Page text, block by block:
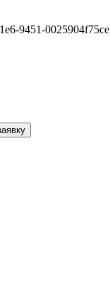
9451-0025904f75ce